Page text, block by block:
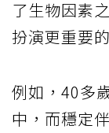
了生物因素
扮演更重要
例如，40多
中，而穩定